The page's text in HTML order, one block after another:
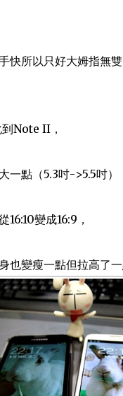
快所以只好大姆指無
Note II，
一點（5.3吋->5.5吋）
16:10變成16:9，
也變瘦一點但拉高了一